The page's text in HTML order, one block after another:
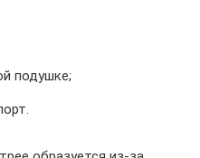
подушке;